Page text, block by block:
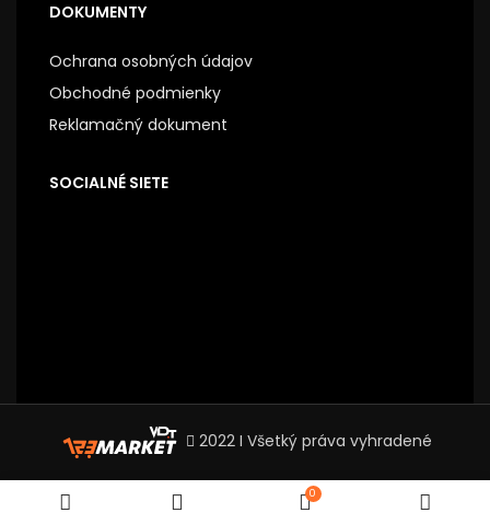
DOKUMENTY
Ochrana osobných údajov
Obchodné podmienky
Reklamačný dokument
SOCIALNÉ SIETE
2022 I Všetký práva vyhradené
0